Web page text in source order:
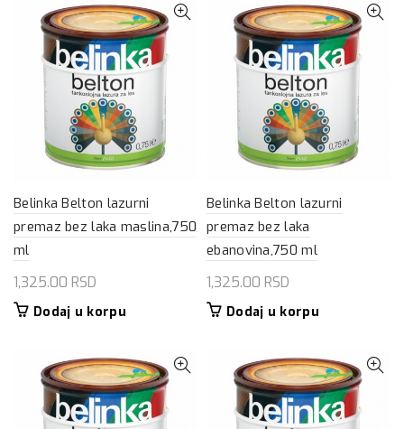
Belinka Belton lazurni
premaz bez laka maslina,750
ml
1,325.00 RSD
Dodaj u korpu
Belinka Belton lazurni
premaz bez laka
ebanovina,750 ml
1,325.00 RSD
Dodaj u korpu